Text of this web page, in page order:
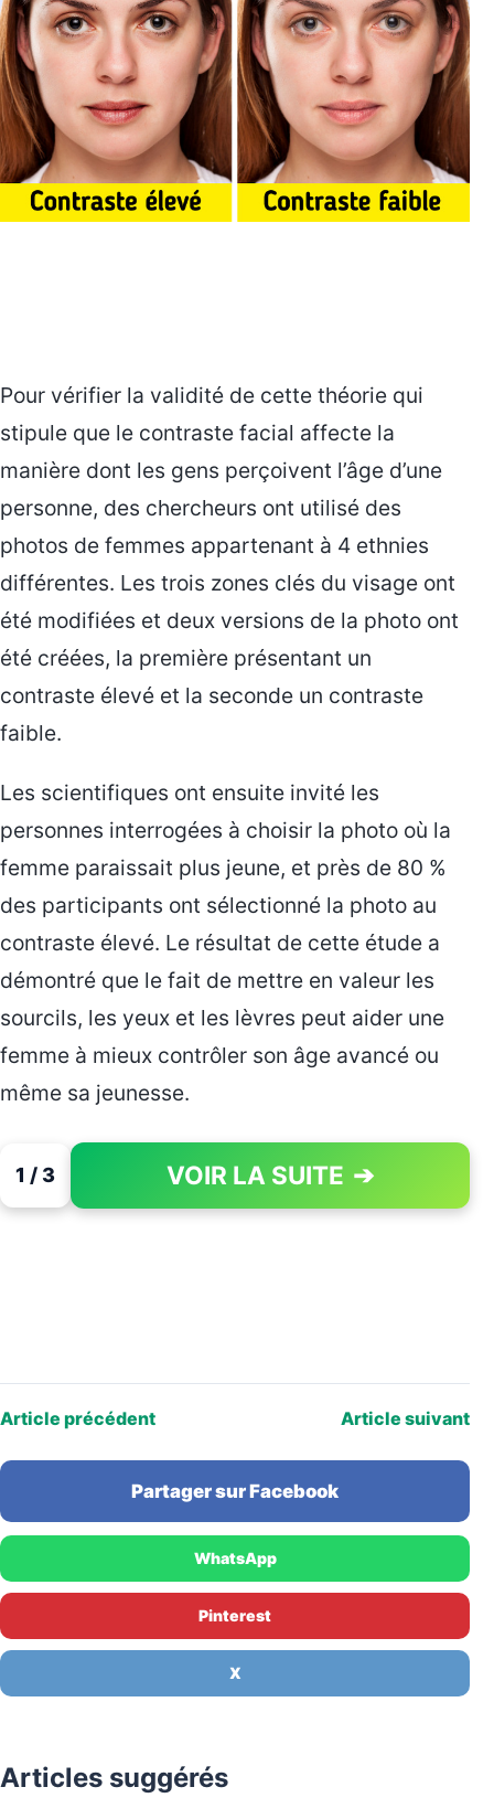
Pour vérifier la validité de cette théorie qui
stipule que le contraste facial affecte la
manière dont les gens perçoivent l’âge d’une
personne, des chercheurs ont utilisé des
photos de femmes appartenant à 4 ethnies
différentes. Les trois zones clés du visage ont
été modifiées et deux versions de la photo ont
été créées, la première présentant un
contraste élevé et la seconde un contraste
faible.
Les scientifiques ont ensuite invité les
personnes interrogées à choisir la photo où la
femme paraissait plus jeune, et près de 80 %
des participants ont sélectionné la photo au
contraste élevé. Le résultat de cette étude a
démontré que le fait de mettre en valeur les
sourcils, les yeux et les lèvres peut aider une
femme à mieux contrôler son âge avancé ou
même sa jeunesse.
1 / 3 VOIR LA SUITE ➔
PAGE 1 OF 3
Article précédent Article suivant
Partager sur Facebook
WhatsApp
Pinterest
X
Articles suggérés